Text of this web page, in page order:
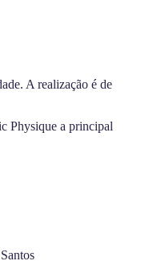
A realização é de
Physique a principal